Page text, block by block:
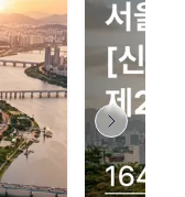
내
불러올 수 없습니다.
다.